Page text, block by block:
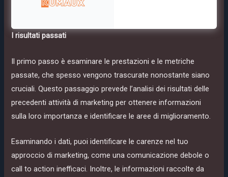
I risultati passati
Il primo passo è esaminare le prestazioni e le metriche
passate, che spesso vengono trascurate nonostante siano
cruciali. Questo passaggio prevede l’analisi dei risultati delle
precedenti attività di marketing per ottenere informazioni
sulla loro importanza e identificare le aree di miglioramento.
Esaminando i dati, puoi identificare le carenze nel tuo
approccio di marketing, come una comunicazione debole o
call to action inefficaci. Inoltre, le informazioni raccolte da